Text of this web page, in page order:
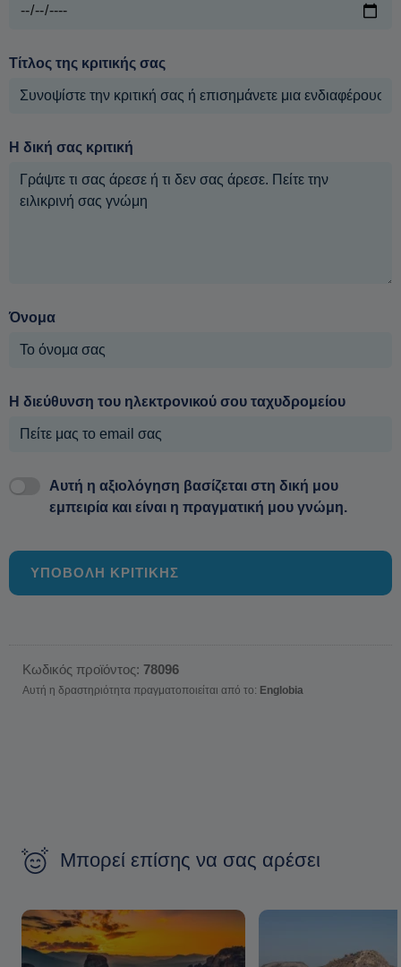
Τίτλος της κριτικής σας
Η δική σας κριτική
Όνομα
Η διεύθυνση του ηλεκτρονικού σου ταχυδρομείου
Αυτή η αξιολόγηση βασίζεται στη δική μου
εμπειρία και είναι η πραγματική μου γνώμη.
ΥΠΟΒΟΛΗ ΚΡΙΤΙΚΗΣ
Κωδικός προϊόντος: 78096
Αυτή η δραστηριότητα πραγματοποιείται από το: Englobia
Μπορεί επίσης να σας αρέσει